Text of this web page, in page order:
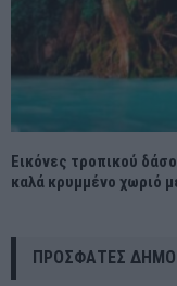
Εικόνες τροπικού
καλά κρυμμένο χωριό
ΠΡΌΣΦΑΤΕΣ